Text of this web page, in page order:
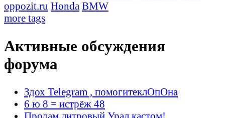
oppozit.ru Honda BMW
more tags
Активные обсуждения
форума
Здох Telegram , помогитеклОпОна
6 ю 8 = истрёж 48